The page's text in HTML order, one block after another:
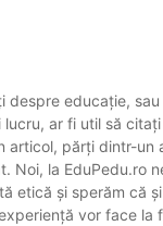
despre educație,
ar fi util să
articol, părți dintr-un
Noi, la EduPedu.ro
etică și sperăm că
vor face la